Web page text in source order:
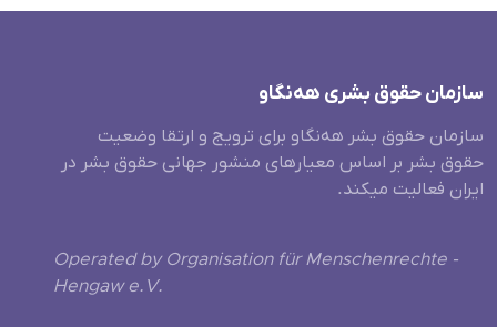
سازمان حقوق بشری هەنگاو
سازمان حقوق بشر هه‌نگاو برای ترویج و ارتقا وضعیت
حقوق بشر بر اساس معیارهای منشور جهانی حقوق بشر در
ایران فعالیت میکند.
Operated by Organisation für Menschenrechte -
Hengaw e.V.